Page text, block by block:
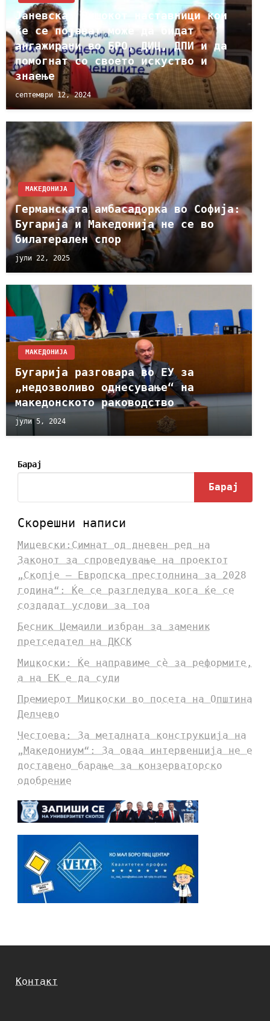
Јаневска: Вишокот наставници кои
ќе се појават може да бидат
ангажирани во БРО, ДИЦ, ДПИ и да
помогнат со своето искуство и
знаење
септември 12, 2024
МАКЕДОНИЈА
Германската амбасадорка во Софија:
Бугарија и Македонија не се во
билатерален спор
јули 22, 2025
МАКЕДОНИЈА
Бугарија разговара во ЕУ за
„недозволиво однесување“ на
македонското раководство
јули 5, 2024
Барај
Барај
Скорешни написи
Мицевски:Симнат од дневен ред на
Законот за спроведување на проектот
„Скопје – Европска престолнина за 2028
година“: Ќе се разгледува кога ќе се
создадат услови за тоа
Бесник Џемаили избран за заменик
претседател на ДКСК
Мицкоски: Ќе направиме сè за реформите,
а на ЕК е да суди
Премиерот Мицкоски во посета на Општина
Делчево
Честоева: За металната конструкција на
„Македониум“: За оваа интервенција не е
доставено барање за конзерваторско
одобрение
Контакт